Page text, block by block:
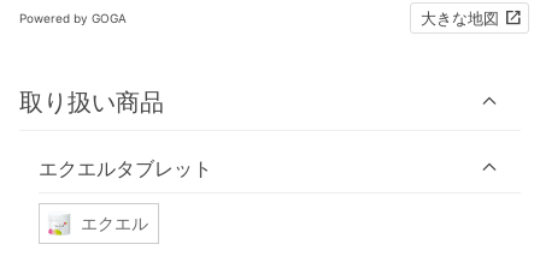
Powered by GOGA 大きな地図
取り扱い商品
エクエルタブレット
エクエル